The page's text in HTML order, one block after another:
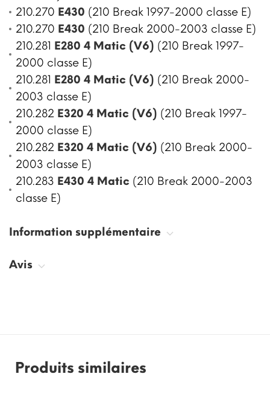
210.270 E430 (210 Break 1997-2000 classe E)
210.270 E430 (210 Break 2000-2003 classe E)
210.281 E280 4 Matic (V6) (210 Break 1997-
2000 classe E)
210.281 E280 4 Matic (V6) (210 Break 2000-
2003 classe E)
210.282 E320 4 Matic (V6) (210 Break 1997-
2000 classe E)
210.282 E320 4 Matic (V6) (210 Break 2000-
2003 classe E)
210.283 E430 4 Matic (210 Break 2000-2003
classe E)
Information supplémentaire
Avis
Produits similaires